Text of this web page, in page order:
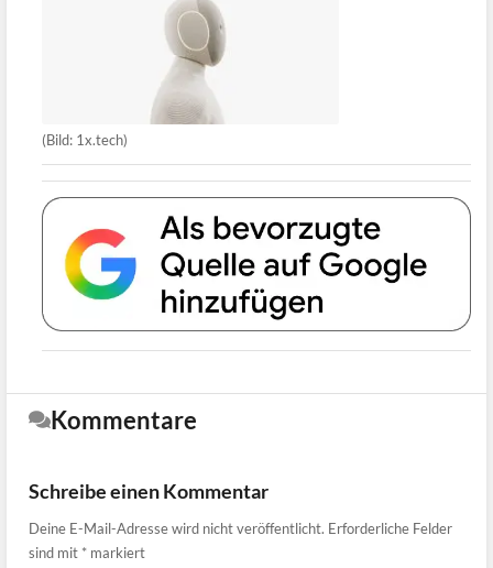
(Bild: 1x.tech)
Kommentare
Schreibe einen Kommentar
Deine E-Mail-Adresse wird nicht veröffentlicht. Erforderliche Felder
sind mit * markiert